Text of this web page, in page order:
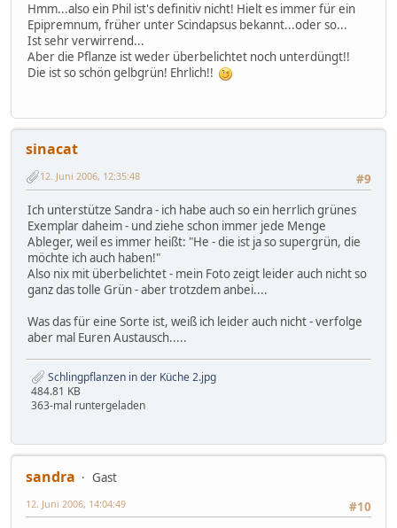
Hmm...also ein Phil ist's definitiv nicht! Hielt es immer für ein
Epipremnum, früher unter Scindapsus bekannt...oder so...
Ist sehr verwirrend...
Aber die Pflanze ist weder überbelichtet noch unterdüngt!!
Die ist so schön gelbgrün! Ehrlich!!
sinacat
#9
12. Juni 2006, 12:35:48
Ich unterstütze Sandra - ich habe auch so ein herrlich grünes
Exemplar daheim - und ziehe schon immer jede Menge
Ableger, weil es immer heißt: "He - die ist ja so supergrün, die
möchte ich auch haben!"
Also nix mit überbelichtet - mein Foto zeigt leider auch nicht so
ganz das tolle Grün - aber trotzdem anbei....
Was das für eine Sorte ist, weiß ich leider auch nicht - verfolge
aber mal Euren Austausch.....
Schlingpflanzen in der Küche 2.jpg
484.81 KB
363-mal runtergeladen
sandra
Gast
#10
12. Juni 2006, 14:04:49